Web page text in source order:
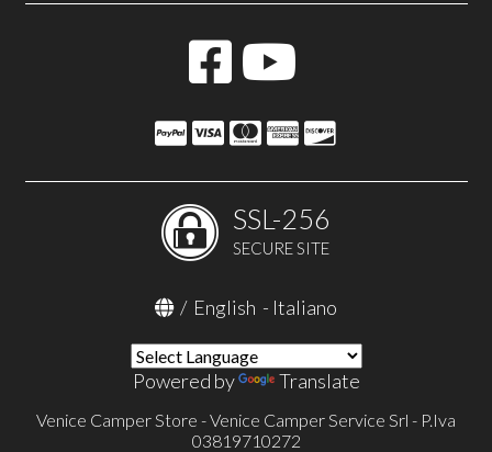
SSL-256
SECURE SITE
/ English - Italiano
Powered by Translate
Venice Camper Store - Venice Camper Service Srl - P.Iva
03819710272